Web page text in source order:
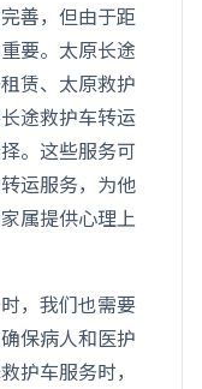
善，但由于距
要。太原长途
赁、太原救护
途救护车转运
。这些服务可
运服务，为他
属提供心理上
，我们也需要
保病人和医护
护车服务时，